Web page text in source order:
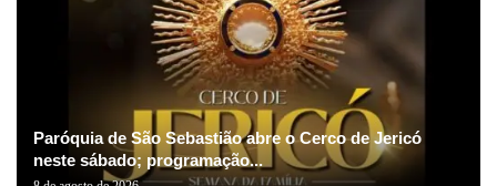
Paróquia de São Sebastião abre o Cerco de Jericó
neste sábado; programação...